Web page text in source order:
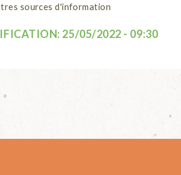
sources d'information
25/05/2022 - 09:30